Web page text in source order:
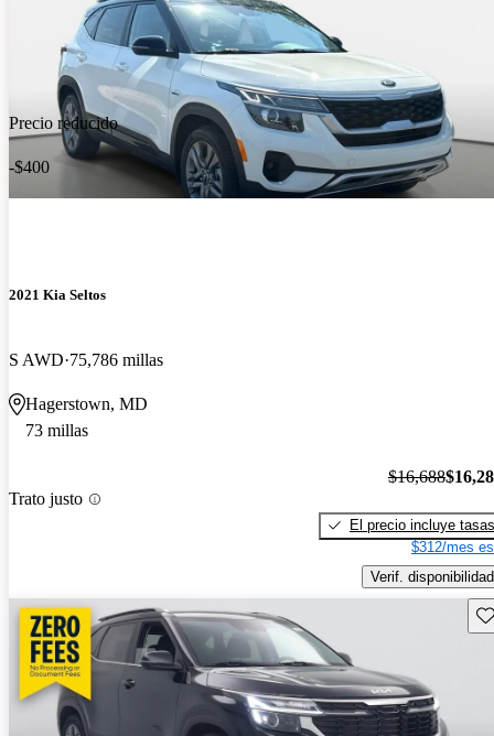
Precio reducido
-$400
2021 Kia Seltos
S AWD 75,786 millas
Hagerstown, MD
73 millas
Trato justo
$16,688
El precio incluye tasas
$312/mes
Verif. disponibilidad